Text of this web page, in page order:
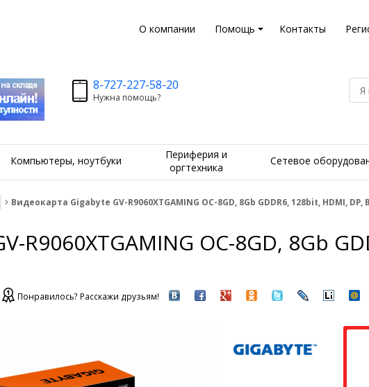
О компании Помощь Контакты
8-727-227-58-20
Нужна помощь?
Компьютеры, ноутбуки
Периферия и
оргтехника
Сетевое
Видеокарта Gigabyte GV-R9060XTGAMING OC-8GD, 8Gb GDDR6, 128bit, HDMI, DP,
R9060XTGAMING OC-8GD, 8Gb
Понравилось? Расскажи друзьям!